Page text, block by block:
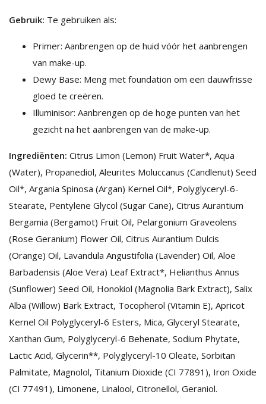
Gebruik: Te gebruiken als:
Primer: Aanbrengen op de huid vóór het aanbrengen
van make-up.
Dewy Base: Meng met foundation om een dauwfrisse
gloed te creëren.
Illuminisor: Aanbrengen op de hoge punten van het
gezicht na het aanbrengen van de make-up.
Ingrediënten: Citrus Limon (Lemon) Fruit Water*, Aqua
(Water), Propanediol, Aleurites Moluccanus (Candlenut) Seed
Oil*, Argania Spinosa (Argan) Kernel Oil*, Polyglyceryl-6-
Stearate, Pentylene Glycol (Sugar Cane), Citrus Aurantium
Bergamia (Bergamot) Fruit Oil, Pelargonium Graveolens
(Rose Geranium) Flower Oil, Citrus Aurantium Dulcis
(Orange) Oil, Lavandula Angustifolia (Lavender) Oil, Aloe
Barbadensis (Aloe Vera) Leaf Extract*, Helianthus Annus
(Sunflower) Seed Oil, Honokiol (Magnolia Bark Extract), Salix
Alba (Willow) Bark Extract, Tocopherol (Vitamin E), Apricot
Kernel Oil Polyglyceryl-6 Esters, Mica, Glyceryl Stearate,
Xanthan Gum, Polyglyceryl-6 Behenate, Sodium Phytate,
Lactic Acid, Glycerin**, Polyglyceryl-10 Oleate, Sorbitan
Palmitate, Magnolol, Titanium Dioxide (CI 77891), Iron Oxide
(CI 77491), Limonene, Linalool, Citronellol, Geraniol.